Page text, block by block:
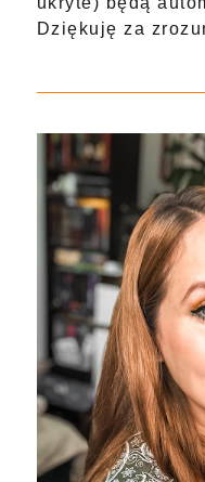
Dziękuję za